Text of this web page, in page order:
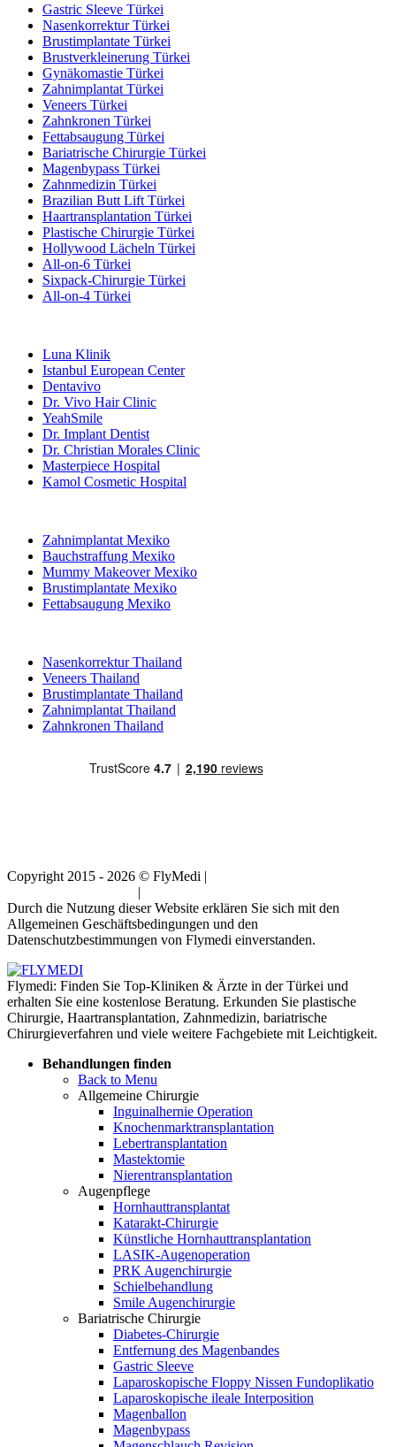
Gastric Sleeve Türkei
Nasenkorrektur Türkei
Brustimplantate Türkei
Brustverkleinerung Türkei
Gynäkomastie Türkei
Zahnimplantat Türkei
Veneers Türkei
Zahnkronen Türkei
Fettabsaugung Türkei
Bariatrische Chirurgie Türkei
Magenbypass Türkei
Zahnmedizin Türkei
Brazilian Butt Lift Türkei
Haartransplantation Türkei
Plastische Chirurgie Türkei
Hollywood Lächeln Türkei
All-on-6 Türkei
Sixpack-Chirurgie Türkei
All-on-4 Türkei
Luna Klinik
Istanbul European Center
Dentavivo
Dr. Vivo Hair Clinic
YeahSmile
Dr. Implant Dentist
Dr. Christian Morales Clinic
Masterpiece Hospital
Kamol Cosmetic Hospital
Zahnimplantat Mexiko
Bauchstraffung Mexiko
Mummy Makeover Mexiko
Brustimplantate Mexiko
Fettabsaugung Mexiko
Nasenkorrektur Thailand
Veneers Thailand
Brustimplantate Thailand
Zahnimplantat Thailand
Zahnkronen Thailand
Copyright 2015 - 2026 © FlyMedi |
|
Durch die Nutzung dieser Website erklären Sie sich mit den
Allgemeinen Geschäftsbedingungen und den
Datenschutzbestimmungen von Flymedi einverstanden.
Flymedi: Finden Sie Top-Kliniken & Ärzte in der Türkei und
erhalten Sie eine kostenlose Beratung. Erkunden Sie plastische
Chirurgie, Haartransplantation, Zahnmedizin, bariatrische
Chirurgieverfahren und viele weitere Fachgebiete mit Leichtigkeit.
Behandlungen finden
Back to Menu
Allgemeine Chirurgie
Inguinalhernie Operation
Knochenmarktransplantation
Lebertransplantation
Mastektomie
Nierentransplantation
Augenpflege
Hornhauttransplantat
Katarakt-Chirurgie
Künstliche Hornhauttransplantation
LASIK-Augenoperation
PRK Augenchirurgie
Schielbehandlung
Smile Augenchirurgie
Bariatrische Chirurgie
Diabetes-Chirurgie
Entfernung des Magenbandes
Gastric Sleeve
Laparoskopische Floppy Nissen Fundoplikatio
Laparoskopische ileale Interposition
Magenballon
Magenbypass